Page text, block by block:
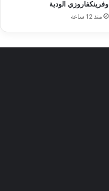
وفرينكفاروزي الودية
منذ 12 ساعة